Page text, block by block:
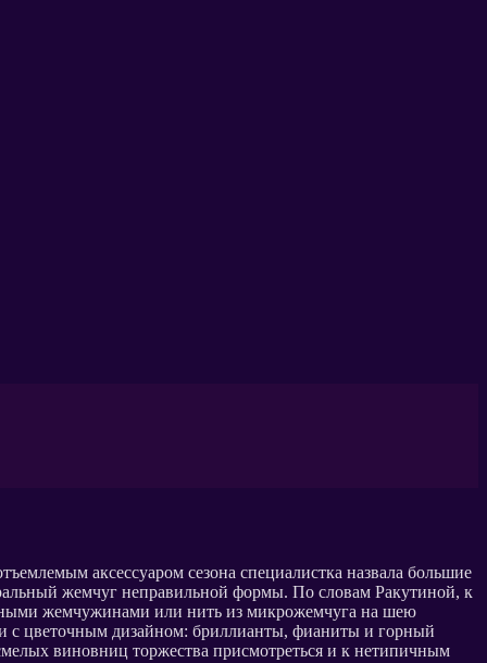
аксессуаром сезона специалистка назвала большие
жемчуг неправильной формы. По словам Ракутиной, к
жемчужинами или нить из микрожемчуга на шею
с цветочным дизайном: бриллианты, фианиты и горный
виновниц торжества присмотреться и к нетипичным